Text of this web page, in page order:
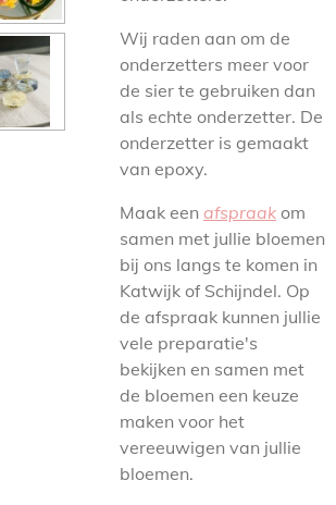
Wij raden aan om de
onderzetters meer voor
de sier te gebruiken dan
als echte onderzetter. De
onderzetter is gemaakt
van epoxy.
Maak een afspraak om
samen met jullie bloemen
bij ons langs te komen in
Katwijk of Schijndel. Op
de afspraak kunnen jullie
vele preparatie's
bekijken en samen met
de bloemen een keuze
maken voor het
vereeuwigen van jullie
bloemen.